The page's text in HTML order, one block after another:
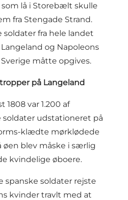
lå i Storebælt skulle
fra Stengade Strand.
soldater fra hele landet
og Napoleons
måtte opgives.
på Langeland
1808 var 1.200 af
soldater udstationeret på
klædte mørklødede
øen blev måske i særlig
kvindelige øboere.
spanske soldater rejste
kvinder travlt med at